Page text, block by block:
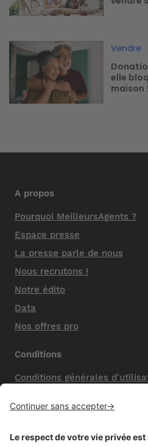
Image
Vendre
elle
maison
A propos
Pourquoi MeilleursAgents ?
Espace presse
La presse parle de nous
Nous recrutons !
Notre édito
Data
Nos offres pro
Conditions
Conditions générales
Nos honoraires de vente
Politique de confidentialité